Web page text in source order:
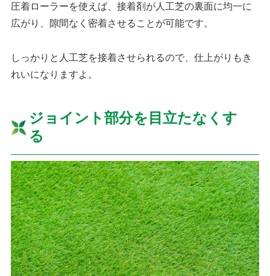
圧着ローラーを使えば、接着剤が人工芝の裏面に均一に
広がり、隙間なく密着させることが可能です。
しっかりと人工芝を接着させられるので、仕上がりもき
れいになりますよ。
ジョイント部分を目立たなくす
る